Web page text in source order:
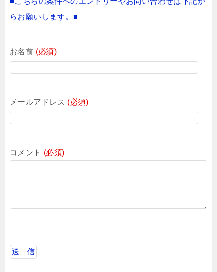
らお願いします。■
お名前 (必須)
メールアドレス (必須)
コメント (必須)